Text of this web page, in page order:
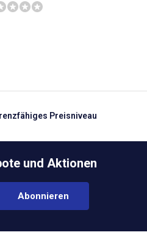
Preisniveau
und Aktionen
Abonnieren